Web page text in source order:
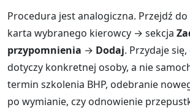
Procedura jest analogiczna. Przejdź do
karta wybranego kierowcy → sekcja
przypomnienia → Dodaj. Przydaje
dotyczy konkretnej osoby, a nie
termin szkolenia BHP, odebranie
po wymianie, czy odnowienie